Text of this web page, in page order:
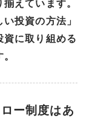
投資の方法」
資に取り組める
ー制度はあ